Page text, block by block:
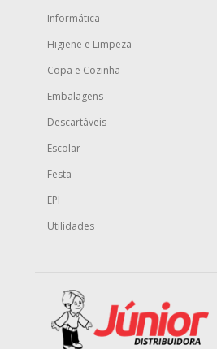
Informática
Higiene e Limpeza
Copa e Cozinha
Embalagens
Descartáveis
Escolar
Festa
EPI
Utilidades